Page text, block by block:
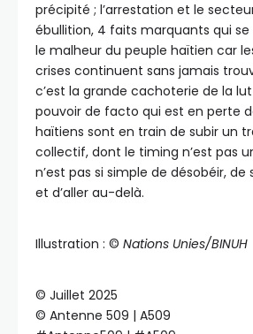
précipité ; l’arrestation et le
ébullition, 4 faits marquants qui
le malheur du peuple haïtien car
crises continuent sans jamais
c’est la grande cachoterie de la
pouvoir de facto qui est en perte
haïtiens sont en train de subir un
collectif, dont le timing n’est pas
n’est pas si simple de désobéir, de
et d’aller au-delà.
Illustration : ©️ Nations Unies/BINUH
©️ Juillet 2025
©️ Antenne 509 | A509